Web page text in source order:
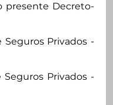
presente Decreto-
Privados -
Privados -